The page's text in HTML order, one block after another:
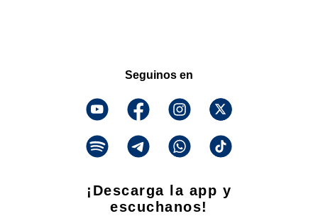
Seguinos en
¡Descarga la app y
escuchanos!